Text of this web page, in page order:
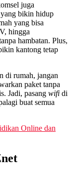
juga
yang bikin hidup
yang bisa
hingga
hambatan. Plus,
kantong tetap
di rumah, jangan
paket tanpa
Jadi, pasang wifi di
buat semua
Online dan